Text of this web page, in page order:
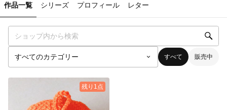
作品一覧 シリーズ プロフィール レター
すべて 販売中
残り1点